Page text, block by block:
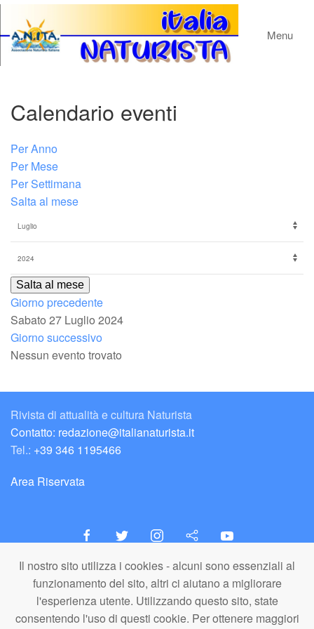
Il nostro sito utilizza i cookies - alcuni sono essenziali al
funzionamento del sito, altri ci aiutano a migliorare
l'esperienza utente. Utilizzando questo sito, state
consentendo l'uso di questi cookie. Per ottenere maggiori
Menu
Calendario eventi
Per Anno
Per Mese
Per Settimana
Salta al mese
Salta al mese
Giorno precedente
Sabato 27 Luglio 2024
Giorno successivo
Nessun evento trovato
Rivista di attualità e cultura Naturista
Contatto: redazione@italianaturista.it
Tel.: +39 346 1195466
Area Riservata
italiaNATURISTA
Editore e Redazione
A.N.ITA. Associazione Naturista Italiana (APS)
C.F. 80203710159